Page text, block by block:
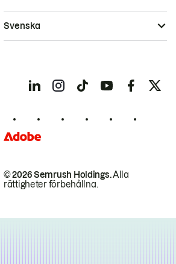
© 2026 Semrush Holdings.Alla
rättigheter förbehållna.
Svenska